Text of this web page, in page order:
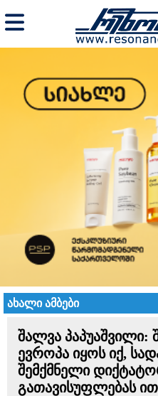
ახალი ამბები
შალვა პაპუაშვილი:
ევროპა იყოს იქ,
შემქმნელი
გათავისუფლებას